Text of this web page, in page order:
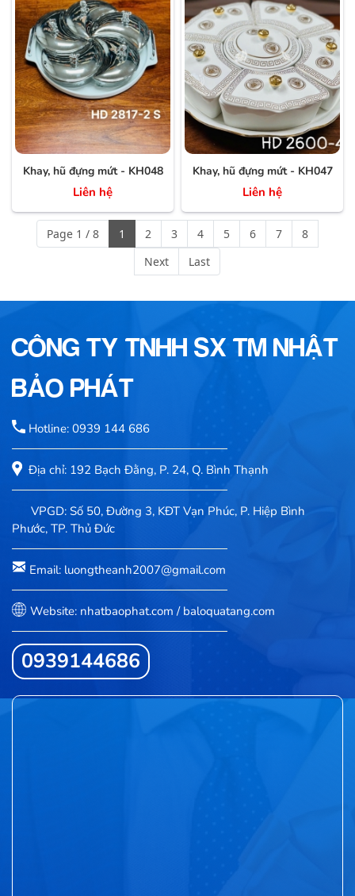
Khay, hũ đựng mứt - KH048
Liên hệ
Khay, hũ đựng mứt - KH047
Liên hệ
Page 1 / 8 1 2 3 4 5 6 7
8
Next
Last
CÔNG TY TNHH SX TM NHẬT
BẢO PHÁT
Hotline: 0939 144 686
Địa chỉ: 192 Bạch Đằng, P. 24, Q. Bình Thạnh
VPGD: Số 50, Đường 3, KĐT Vạn Phúc, P. Hiệp Bình
Phước, TP. Thủ Đức
Email: luongtheanh2007@gmail.com
Website: nhatbaophat.com / baloquatang.com
0939144686